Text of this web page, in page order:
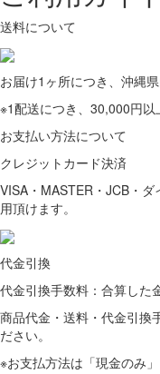
送料について
お届け1ヶ所につき、沖縄
※1配送につき、30,000円以
お支払い方法について
クレジットカード決済
VISA・MASTER・JCB・
用頂けます。
代金引換
代金引換手数料：合算した
商品代金・送料・代金引換
ださい。
※お支払方法は「現金のみ」